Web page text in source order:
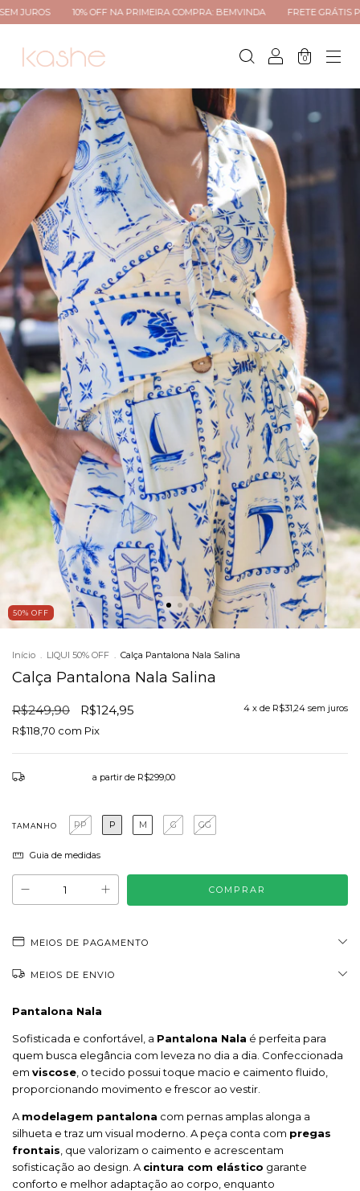
10% OFF NA PRIMEIRA COMPRA: BEMVINDA FRETE GRÁTIS PARA TODO
0
50% OFF
Início . LIQUI 50% OFF . Calça Pantalona Nala Salina
Calça Pantalona Nala Salina
R$249,90 R$124,95 4 x de R$31,24 sem juros
R$118,70 com Pix
a partir de R$299,00
TAMANHO PP P M G GG
Guia de medidas
MEIOS DE PAGAMENTO
MEIOS DE ENVIO
Pantalona Nala
Sofisticada e confortável, a Pantalona Nala é perfeita para
quem busca elegância com leveza no dia a dia. Confeccionada
em viscose , o tecido possui toque macio e caimento fluido,
proporcionando movimento e frescor ao vestir.
A modelagem pantalona com pernas amplas alonga a
silhueta e traz um visual moderno. A peça conta com pregas
frontais , que valorizam o caimento e acrescentam
sofisticação ao design. A cintura com elástico garante
conforto e melhor adaptação ao corpo, enquanto